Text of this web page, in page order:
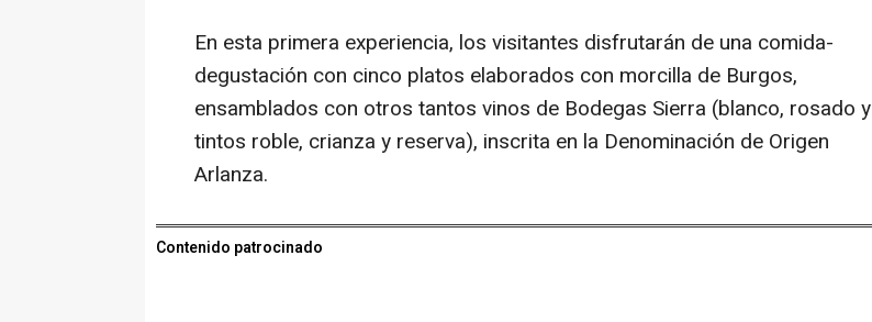
En esta primera experiencia, los visitantes disfrutarán de una comida-
degustación con cinco platos elaborados con morcilla de Burgos,
ensamblados con otros tantos vinos de Bodegas Sierra (blanco, rosado y
tintos roble, crianza y reserva), inscrita en la Denominación de Origen
Arlanza.
Contenido patrocinado